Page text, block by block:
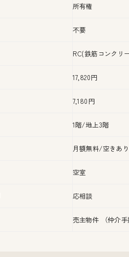
所有権
不要
RC(鉄筋コンクリ
17,820円
7,180円
1階/地上3階
月額無料/空きあり
空室
応相談
売主物件 （仲介手